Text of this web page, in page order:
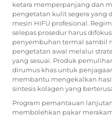
ketara memperpanjang dan
pengetatan kulit segera yang
mesin HIFU profesional.
selepas prosedur harus
penyembuhan termal sambil
pengetatan awal melalui
yang sesuai. Produk
dirumus khas untuk
membantu mengekalkan
sintesis kolagen yang
Program pemantauan
membolehkan pakar